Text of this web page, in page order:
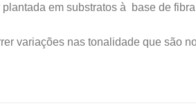
em substratos à base de
variações nas tonalidade que são